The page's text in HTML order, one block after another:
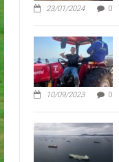
23/01/2024 0
10/09/2023 0